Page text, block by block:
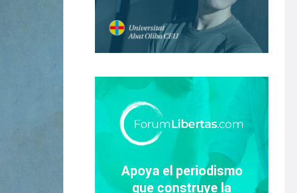
Apoya el periodismo
que construye la